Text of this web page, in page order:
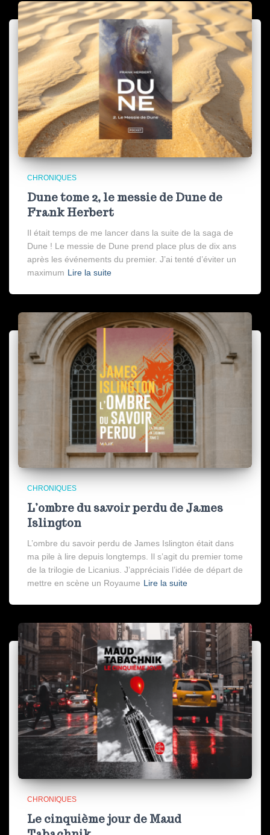
CHRONIQUES
Dune tome 2, le messie de Dune de
Frank Herbert
Il était temps de me lancer dans la suite de la saga de
Dune ! Le messie de Dune prend place plus de dix ans
après les événements du premier. J’ai tenté d’éviter un
maximum Lire la suite
CHRONIQUES
L’ombre du savoir perdu de James
Islington
L’ombre du savoir perdu de James Islington était dans
ma pile à lire depuis longtemps. Il s’agit du premier tome
de la trilogie de Licanius. J’appréciais l’idée de départ de
mettre en scène un Royaume Lire la suite
CHRONIQUES
Le cinquième jour de Maud